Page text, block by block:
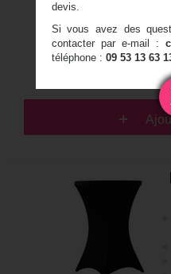
16,80 €
devis.
Si vous avez des
contacter par e-mail :
téléphone : 09 53 13 63